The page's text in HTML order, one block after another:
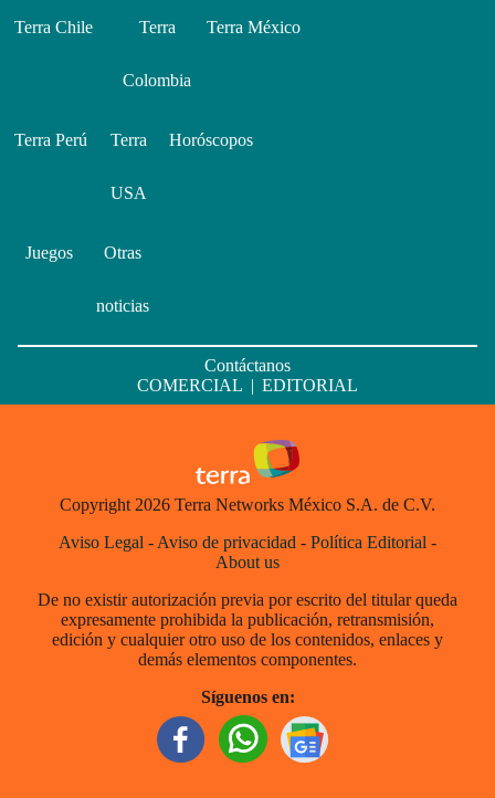
Terra Chile Terra
Colombia
Terra México
Terra Perú Terra
USA
Horóscopos
Juegos Otras
noticias
Contáctanos
COMERCIAL | EDITORIAL
Copyright 2026 Terra Networks México S.A. de C.V.
Aviso Legal - Aviso de privacidad - Política Editorial -
About us
De no existir autorización previa por escrito del titular queda
expresamente prohibida la publicación, retransmisión,
edición y cualquier otro uso de los contenidos, enlaces y
demás elementos componentes.
Síguenos en: